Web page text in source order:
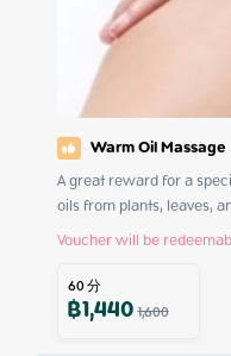
Warm Oil Massage
A great reward for a
oils from plants, leaves,
Voucher will be
60分
฿1,4401,600